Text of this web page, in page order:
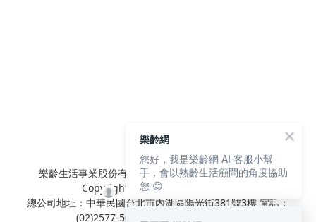
樂齡生活事業股份有限公司 L'elan Enterprise CO.,Ltd.
Copyright© All Rights Reserved.
總公司地址：中華民國台北市內湖區陽光街381號3樓 電話：
(02)2577-5025 傳真：(02)2577-5021
樂齡網
您好，我是樂齡網 AI 客服小幫
手，會以熟齡生活顧問的角度協助
您 😊